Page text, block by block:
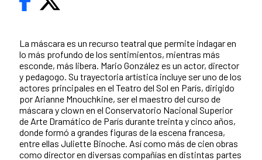
La máscara es un recurso teatral que permite indagar en
lo más profundo de los sentimientos, mientras más
esconde, más libera. Mario González es un actor, director
y pedagogo. Su trayectoria artística incluye ser uno de los
actores principales en el Teatro del Sol en París, dirigido
por Arianne Mnouchkine, ser el maestro del curso de
máscara y clown en el Conservatorio Nacional Superior
de Arte Dramático de París durante treinta y cinco años,
donde formó a grandes figuras de la escena francesa,
entre ellas Juliette Binoche. Así como más de cien obras
como director en diversas compañías en distintas partes